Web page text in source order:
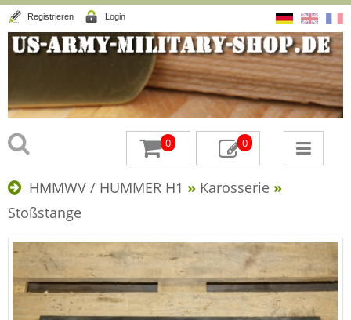
Registrieren Login
0 0
HMMWV / HUMMER H1 » Karosserie »
Stoßstange